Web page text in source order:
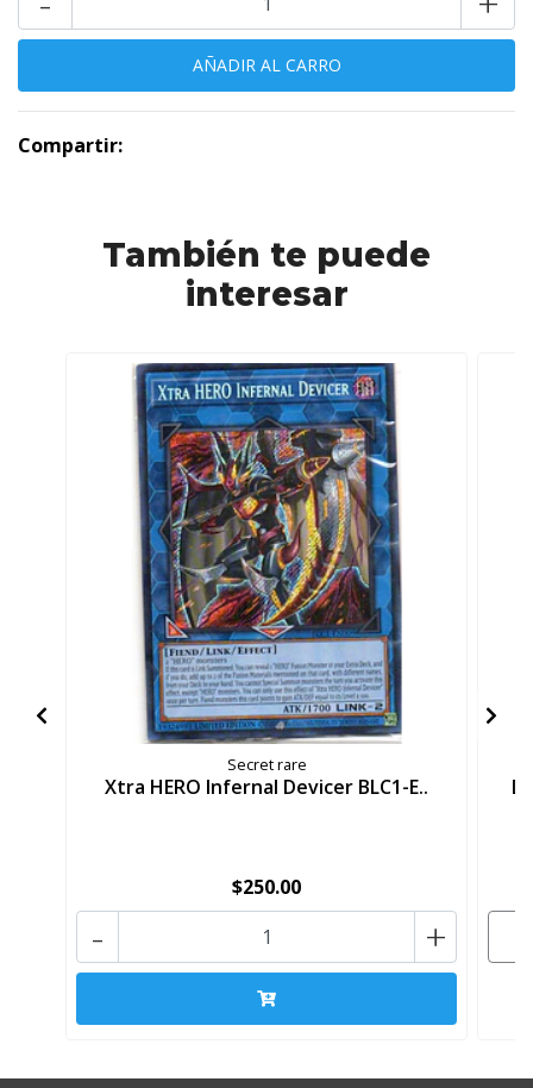
Compartir:
También te puede
interesar
Secret rare
Xtra HERO Infernal Devicer BLC1-E..
$250.00
+
-